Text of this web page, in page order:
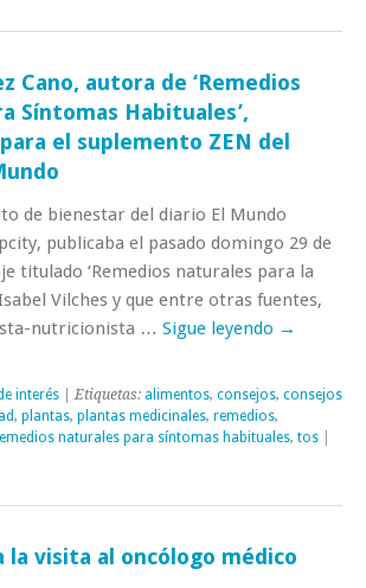
Cano, autora de ‘Remedios
Síntomas Habituales’,
el suplemento ZEN del
de bienestar del diario El Mundo
publicaba el pasado domingo 29 de
titulado ‘Remedios naturales para la
Vilches y que entre otras fuentes,
nutricionista … Sigue leyendo →
interés | Etiquetas: alimentos, consejos, consejos
, plantas, plantas medicinales, remedios,
naturales para síntomas habituales, tos
la visita al oncólogo médico